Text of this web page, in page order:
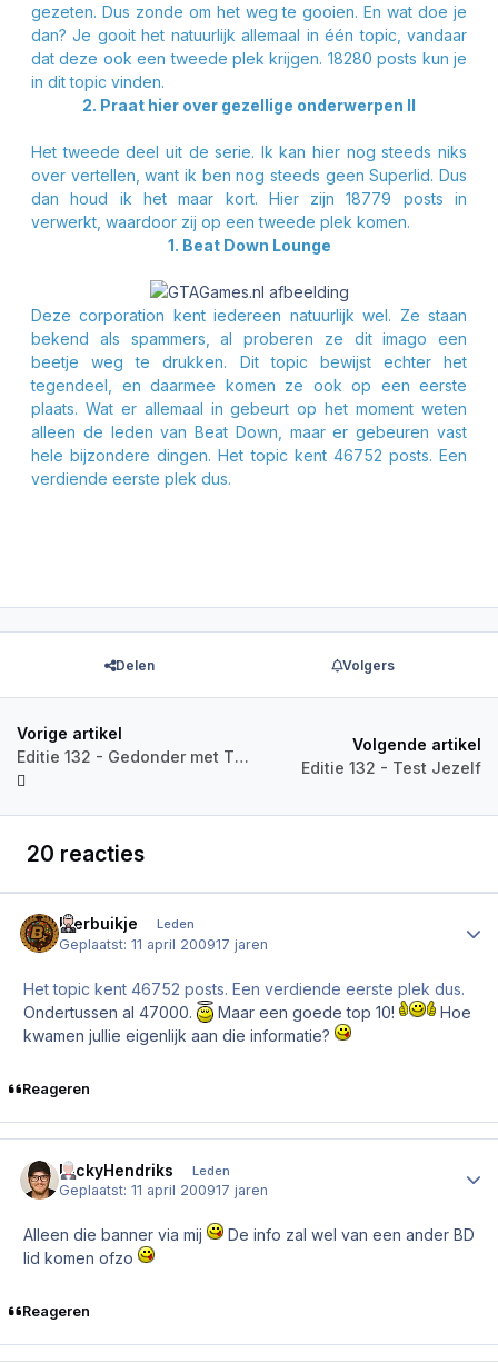
gezeten. Dus zonde om het weg te gooien. En wat doe je
dan? Je gooit het natuurlijk allemaal in één topic, vandaar
dat deze ook een tweede plek krijgen. 18280 posts kun je
in dit topic vinden.
2. Praat hier over gezellige onderwerpen II
Het tweede deel uit de serie. Ik kan hier nog steeds niks
over vertellen, want ik ben nog steeds geen Superlid. Dus
dan houd ik het maar kort. Hier zijn 18779 posts in
verwerkt, waardoor zij op een tweede plek komen.
1. Beat Down Lounge
Deze corporation kent iedereen natuurlijk wel. Ze staan
bekend als spammers, al proberen ze dit imago een
beetje weg te drukken. Dit topic bewijst echter het
tegendeel, en daarmee komen ze ook op een eerste
plaats. Wat er allemaal in gebeurt op het moment weten
alleen de leden van Beat Down, maar er gebeuren vast
hele bijzondere dingen. Het topic kent 46752 posts. Een
verdiende eerste plek dus.
Delen Volgers
Vorige artikel
Editie 132 - Gedonder met Thunder
Volgende artikel
Editie 132 - Test Jezelf
20 reacties
Bierbuikje Leden
Geplaatst:11 april 200917 jaren
Het topic kent 46752 posts. Een verdiende eerste plek dus.
Ondertussen al 47000.
Maar een goede top 10!
Hoe
kwamen jullie eigenlijk aan die informatie?
Reageren
NickyHendriks Leden
Geplaatst:11 april 200917 jaren
Alleen die banner via mij
De info zal wel van een ander BD
lid komen ofzo
Reageren